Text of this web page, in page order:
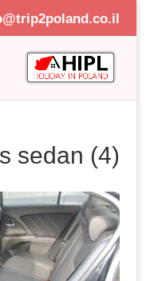
sedan (4)